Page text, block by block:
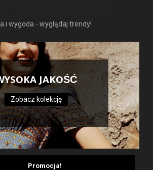
i wygoda - wyglądaj trendy!
JAKOŚĆ
Zobacz kolekcję
Promocja!